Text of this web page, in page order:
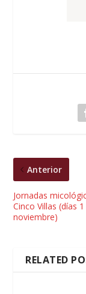
Anterior
Jornadas
Cinco Villas (días
noviembre)
RELATED